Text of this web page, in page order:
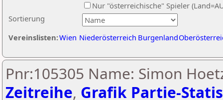
Sortierung
Nur "österreichische" Spieler
Vereinslisten:Wien Niederösterreich Burgenland
Pnr:105305 Name: Simon
Zeitreihe, Grafik Partie-